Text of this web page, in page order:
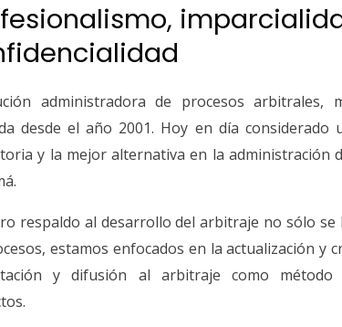
administradora de procesos arbitrales,
desde el año 2001. Hoy en día considerado
y la mejor alternativa en la administración
respaldo al desarrollo del arbitraje no sólo se
estamos enfocados en la actualización y
y difusión al arbitraje como